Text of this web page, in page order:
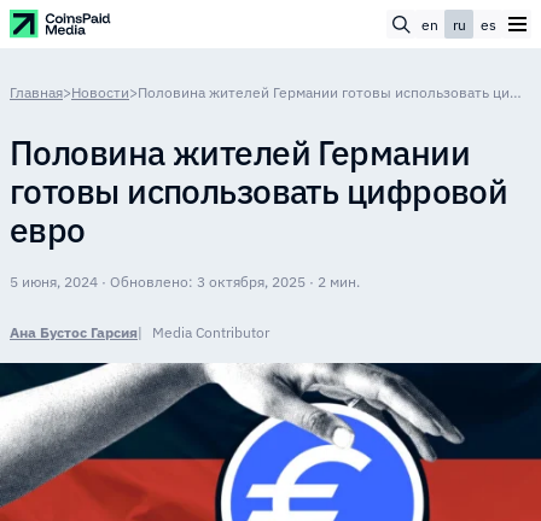
en ru es
Главная>Новости> Половина жителей Германии готовы использовать цифровой евро
Половина жителей Германии
готовы использовать цифровой
евро
5 июня, 2024 · Обновлено: 3 октября, 2025 · 2 мин.
Ана Бустос Гарсия Media Contributor